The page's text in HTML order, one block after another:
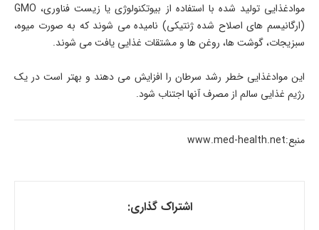
موادغذایی تولید شده با استفاده از بیوتکنولوژی یا زیست فناوری، GMO
(ارگانیسم های اصلاح شده ژنتیکی) نامیده می شوند که به صورت میوه،
سبزیجات، گوشت ها، روغن ها و مشتقات غذایی یافت می شوند.
این موادغذایی خطر رشد سرطان را افزایش می دهند و بهتر است در یک
رژیم غذایی سالم از مصرف آنها اجتناب شود.
منبع:www.med-health.net
اشتراک گذاری: